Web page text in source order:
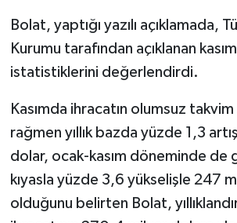
Bolat, yaptığı yazılı açıklamada,
Kurumu tarafından açıklanan
istatistiklerini değerlendirdi.
Kasımda ihracatın olumsuz
rağmen yıllık bazda yüzde 1,3
dolar, ocak-kasım döneminde de
kıyasla yüzde 3,6 yükselişle 247
olduğunu belirten Bolat,